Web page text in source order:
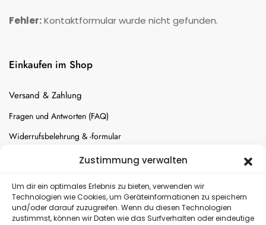
Zustimmung verwalten
Um dir ein optimales Erlebnis zu bieten, verwenden wir
Technologien wie Cookies, um Geräteinformationen zu speichern
und/oder darauf zuzugreifen. Wenn du diesen Technologien
zustimmst, können wir Daten wie das Surfverhalten oder eindeutige
Fehler:Kontaktformular wurde nicht gefunden.
Einkaufen im Shop
Versand & Zahlung
Fragen und Antworten (FAQ)
Widerrufsbelehrung & -formular
Batterien-Entsorgung
Versand